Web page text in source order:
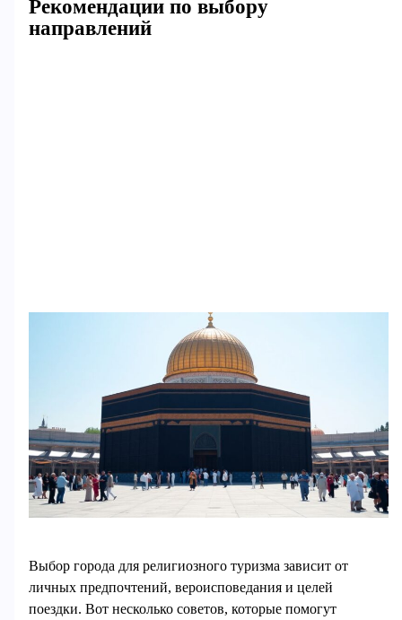
Рекомендации по выбору
направлений
Выбор города для религиозного туризма зависит от
личных предпочтений, вероисповедания и целей
поездки. Вот несколько советов, которые помогут